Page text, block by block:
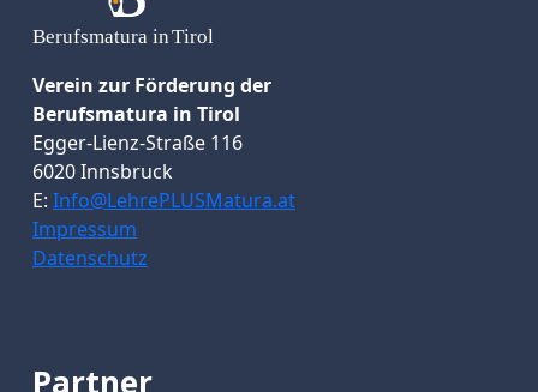
Verein zur Förderung der
Berufsmatura in Tirol
Egger-Lienz-Straße 116
6020 Innsbruck
E: Info@LehrePLUSMatura.at
Impressum
Datenschutz
Partner